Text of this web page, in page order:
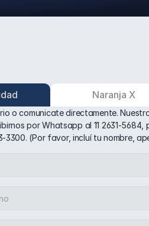
Naranja X
o comunicate directamente.
por Whatsapp al 11 2631-
3300. (Por favor, incluí tu nombre,